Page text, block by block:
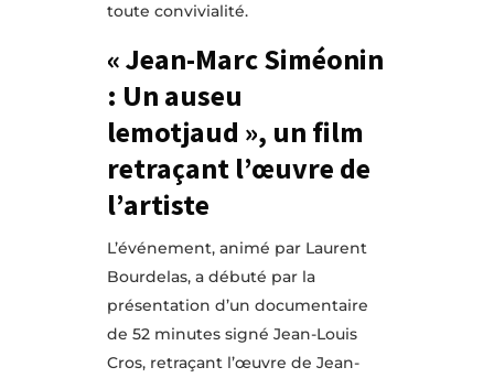
toute convivialité.
« Jean-Marc Siméonin
: Un auseu
lemotjaud », un film
retraçant l’œuvre de
l’artiste
L’événement, animé par Laurent
Bourdelas, a débuté par la
présentation d’un documentaire
de 52 minutes signé Jean-Louis
Cros, retraçant l’œuvre de Jean-